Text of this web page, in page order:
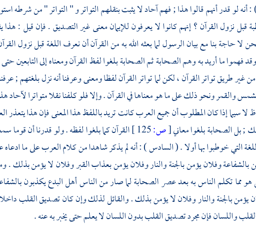
لو قدر أنهم قالوا هذا ; فهم آحاد لا يثبت بنقلهم التواتر و " التواتر " من شرطه
قبل نزول القرآن ؟ إنهم كانوا لا يعرفون للإيمان معنى غير التصديق . فإن قيل :
لا حاجة بنا مع بيان الرسول لما بعثه الله به من القرآن أن نعرف اللغة قبل نزول
فهموا ما أريد به وهمالصحابةثمالصحابةبلغوا لفظ القرآن ومعناه إلىالتابعينحتى
غير طريق تواتر القرآن ، لكن لما تواتر القرآن لفظا ومعنى وعرفنا أنه نزل بلغتهم ;
والقمر ونحو ذلك على ما هو معناها في القرآن . وإلا فلو كلفنا نقلا متواترا لآحاد
لا سيما إذا كان المطلوب أن جميعالعربكانت تريد باللفظ هذا المعنى فإن هذا يتعذر
; بلالصحابةبلغوا معاني[ص:
القرآن كما بلغوا لفظه . ولو قدرنا أن قوما
التي خوطبوا بها أولا . ( السادس ) : أنه لم يذكر شاهدا من كلامالعربعلى ما
بالشفاعة وفلان يؤمن بالجنة والنار وفلان يؤمن بعذاب القبر وفلان لا يؤمن بذلك
هو مما تكلم الناس به بعد عصرالصحابةلما صار من الناس أهل البدع يكذبون
يؤمن بالجنة والنار وفلان لا يؤمن بذلك . والقائل لذلك وإن كان تصديق القلب
واللسان فإن مجرد تصديق القلب بدون اللسان لا يعلم حتى يخبر به عنه .